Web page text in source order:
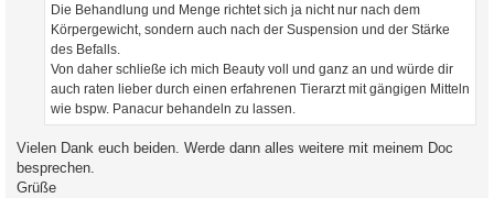
Die Behandlung und Menge richtet sich ja nicht nur nach dem
Körpergewicht, sondern auch nach der Suspension und der Stärke
des Befalls.
Von daher schließe ich mich Beauty voll und ganz an und würde dir
auch raten lieber durch einen erfahrenen Tierarzt mit gängigen Mitteln
wie bspw. Panacur behandeln zu lassen.
Vielen Dank euch beiden. Werde dann alles weitere mit meinem Doc
besprechen.
Grüße